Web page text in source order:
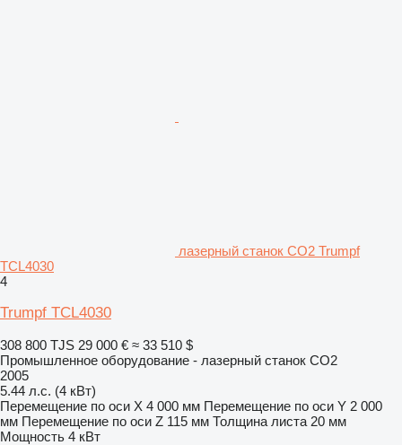
лазерный станок CO2 Trumpf
TCL4030
4
Trumpf TCL4030
308 800 TJS 29 000 € ≈ 33 510 $
Промышленное оборудование - лазерный станок CO2
2005
5.44 л.с. (4 кВт)
Перемещение по оси X 4 000 мм Перемещение по оси Y 2 000
мм Перемещение по оси Z 115 мм Толщина листа 20 мм
Мощность 4 кВт